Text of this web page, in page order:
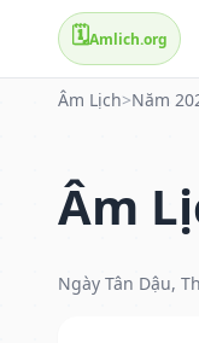
🗓️Amlich.org
Âm Lịch>Năm
Âm
Ngày Tân Dậu,